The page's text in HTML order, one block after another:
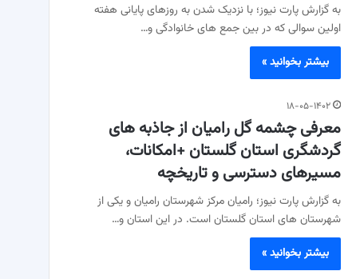
به گزارش پارت نیوز؛ با نزدیک شدن به روزهای پایانی هفته
اولین سوالی که در بین جمع های خانوادگی و…
بیشتر بخوانید »
۱۸-۰۵-۱۴۰۲
معرفی چشمه گل رامیان از جاذبه های
گردشگری استان گلستان +امکانات،
مسیرهای دسترسی و تاریخچه
به گزارش پارت نیوز؛ رامیان مرکز شهرستان رامیان و یکی از
شهرستان های استان گلستان است. در این استان و…
بیشتر بخوانید »